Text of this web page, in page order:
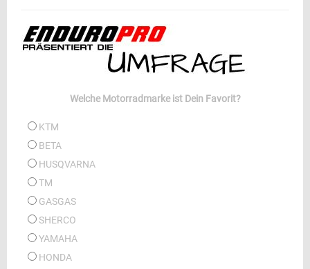
Welche Motorradmarke ist Dein Favorit?
KTM
BETA
HUSQVARNA
TM
GASGAS
SHERCO
YAMAHA
HONDA